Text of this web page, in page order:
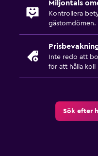
Miljontals
Kontrollera
gästomdömen.
Inte redo att
för att hålla koll
Sök efter